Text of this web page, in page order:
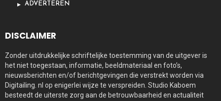
ADVERTEREN
DISCLAIMER
Zonder uitdrukkelijke schriftelijke toestemming van de uitgever is
het niet toegestaan, informatie, beeldmateriaal en foto’s,
nieuwsberichten en/of berichtgevingen die verstrekt worden via
Digitailing. nl op enigerlei wijze te verspreiden. Studio Kaboem
besteedt de uiterste zorg aan de betrouwbaarheid en actualiteit